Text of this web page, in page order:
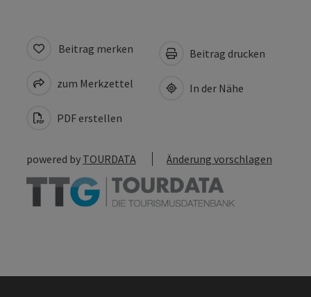
Beitrag merken
zum Merkzettel
PDF erstellen
Beitrag drucken
In der Nähe
powered by TOURDATA Änderung vorschlagen